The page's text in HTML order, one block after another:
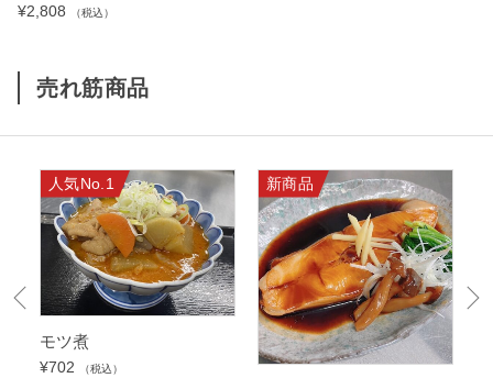
¥2,808 （税込）
売れ筋商品
人気No.1
モツ煮
¥702 （税込）
新商品